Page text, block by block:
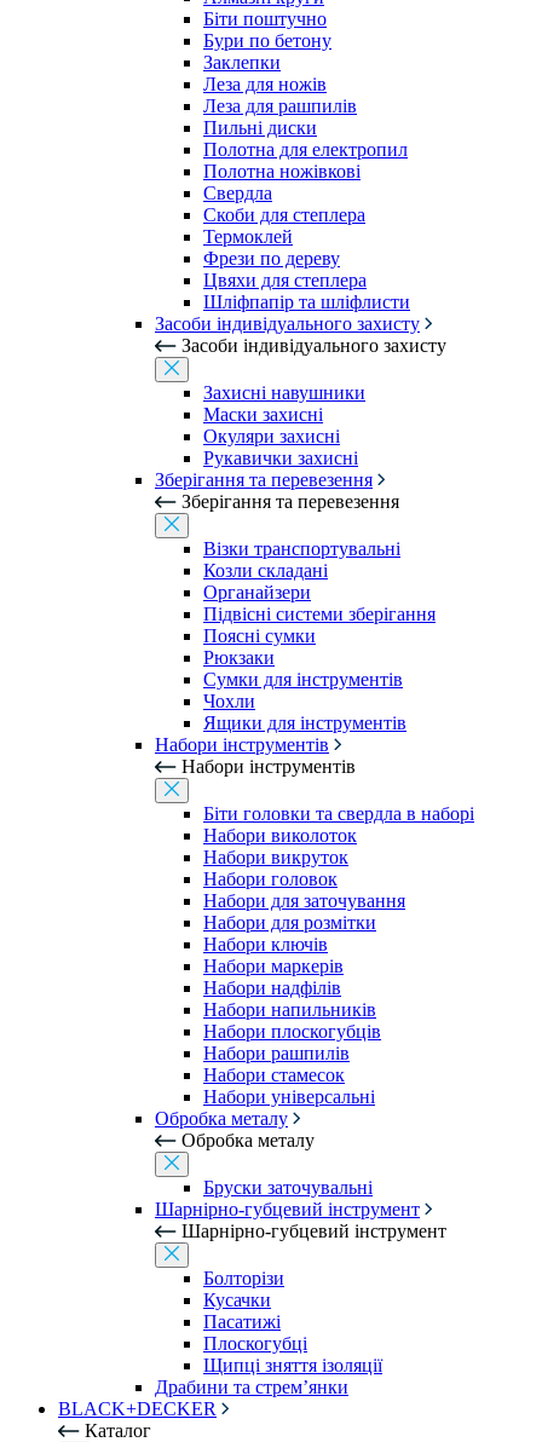
Біти поштучно
Бури по бетону
Заклепки
Леза для ножів
Леза для рашпилів
Пильні диски
Полотна для електропил
Полотна ножівкові
Свердла
Скоби для степлера
Термоклей
Фрези по дереву
Цвяхи для степлера
Шліфпапір та шліфлисти
Засоби індивідуального захисту
Засоби індивідуального захисту
Захисні навушники
Маски захисні
Окуляри захисні
Рукавички захисні
Зберігання та перевезення
Зберігання та перевезення
Візки транспортувальні
Козли складані
Органайзери
Підвісні системи зберігання
Поясні сумки
Рюкзаки
Сумки для інструментів
Чохли
Ящики для інструментів
Набори інструментів
Набори інструментів
Біти головки та свердла в наборі
Набори виколоток
Набори викруток
Набори головок
Набори для заточування
Набори для розмітки
Набори ключів
Набори маркерів
Набори надфілів
Набори напильників
Набори плоскогубців
Набори рашпилів
Набори стамесок
Набори універсальні
Обробка металу
Обробка металу
Бруски заточувальні
Шарнірно-губцевий інструмент
Шарнірно-губцевий інструмент
Болторізи
Кусачки
Пасатижі
Плоскогубці
Щипці зняття ізоляції
Драбини та стрем’янки
BLACK+DECKER
Каталог